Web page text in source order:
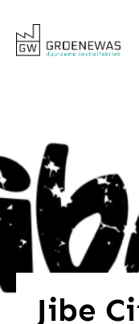
Jibe